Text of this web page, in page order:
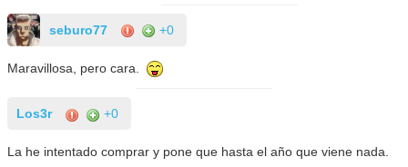
seburo77 +0
Maravillosa, pero cara.
Los3r +0
La he intentado comprar y pone que hasta el año que viene nada.